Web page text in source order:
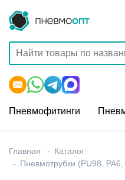
Пневмофитинги
Главная
Каталог
Пневмотрубки (PU98,